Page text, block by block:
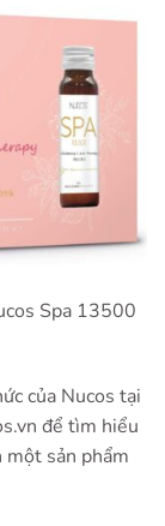
Spa 13500
của Nucos tại
để tìm hiểu
sản phẩm